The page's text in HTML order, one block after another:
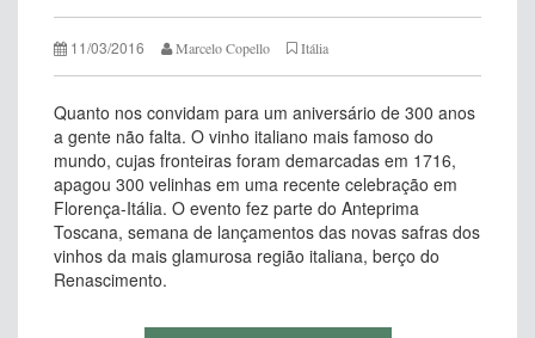
11/03/2016 Marcelo Copello Itália
Quanto nos convidam para um aniversário de 300 anos
a gente não falta. O vinho italiano mais famoso do
mundo, cujas fronteiras foram demarcadas em 1716,
apagou 300 velinhas em uma recente celebração em
Florença-Itália. O evento fez parte do Anteprima
Toscana, semana de lançamentos das novas safras dos
vinhos da mais glamurosa região italiana, berço do
Renascimento.